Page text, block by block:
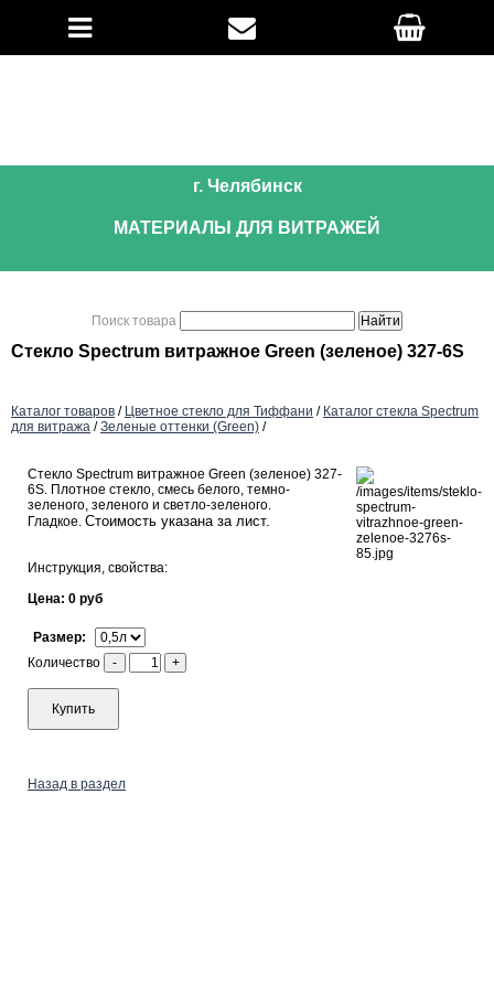
г. Челябинск
МАТЕРИАЛЫ ДЛЯ ВИТРАЖЕЙ
Поиск товара
Стекло Spectrum витражное Green (зеленое) 327-6S
Каталог товаров / Цветное стекло для Тиффани / Каталог стекла Spectrum
для витража /Зеленые оттенки (Green) /
Стекло Spectrum витражное Green (зеленое) 327-
6S. Плотное стекло, смесь белого, темно-
зеленого, зеленого и светло-зеленого.
Гладкое. Стоимость указана за лист.
Инструкция, свойства:
Цена: 0 руб
Размер:
Количество
- +
Купить
Назад в раздел